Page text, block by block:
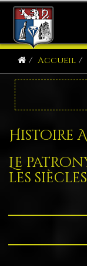
Accueil
Histoire
Le
les siècles